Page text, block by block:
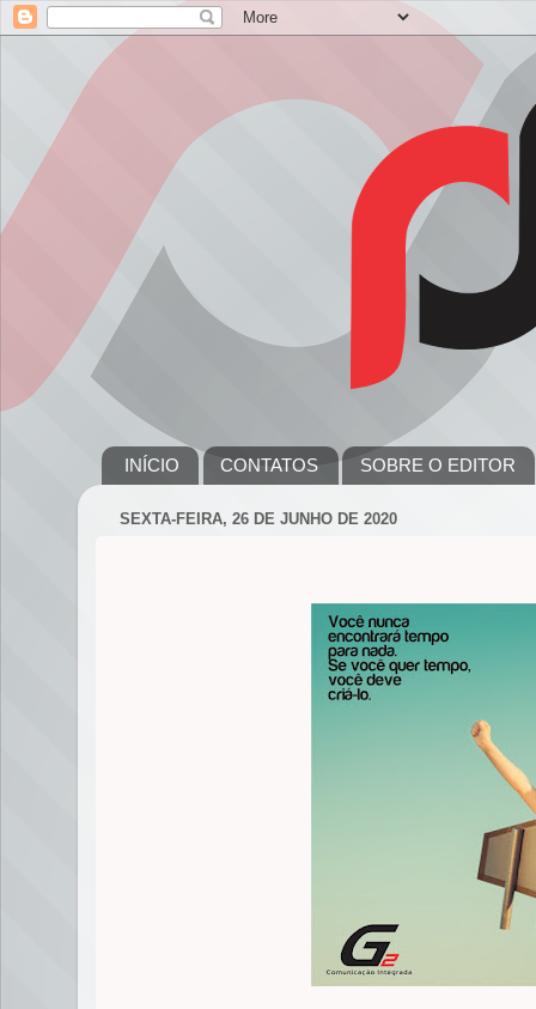
INÍCIO CONTATOS SOBRE O EDITOR
SEXTA-FEIRA, 26 DE JUNHO DE 2020